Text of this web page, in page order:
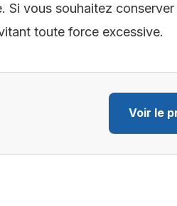
vous souhaitez conserver
toute force excessive.
Voir le